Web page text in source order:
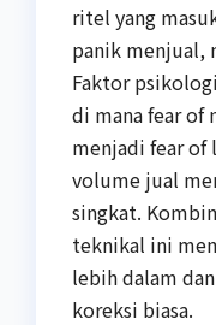
ritel yang
panik menjual,
Faktor
di mana fear of
menjadi fear of
volume jual
singkat.
teknikal ini
lebih dalam
koreksi biasa.